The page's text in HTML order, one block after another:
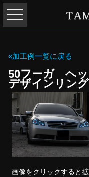
«加工例一覧に戻る
50フーガ ヘ
デザインリング
画像をクリックすると